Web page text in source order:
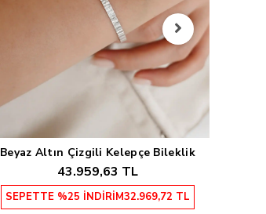
Sepete Ekle
Beyaz Altın Çizgili Kelepçe Bileklik
43.959,63 TL
SEPETTE %25 İNDİRİM32.969,72 TL